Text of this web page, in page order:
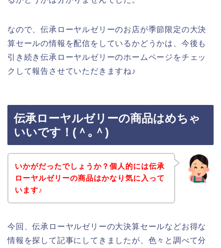
なので、伝承ローヤルゼリーのお店が季節限定の大決
算セールの情報を配信をしているかどうかは、今後も
引き続き伝承ローヤルゼリーのホームページをチェッ
クして報告させていただきますね♪
伝承ローヤルゼリーの商品はめちゃ
いいです！(＾｡＾)
いかがだったでしょうか？個人的には伝承
ローヤルゼリーの商品はかなり気に入って
います♪
今回、伝承ローヤルゼリーの大決算セールなどお得な
情報を探して記事にしてきましたが、色々と調べて分